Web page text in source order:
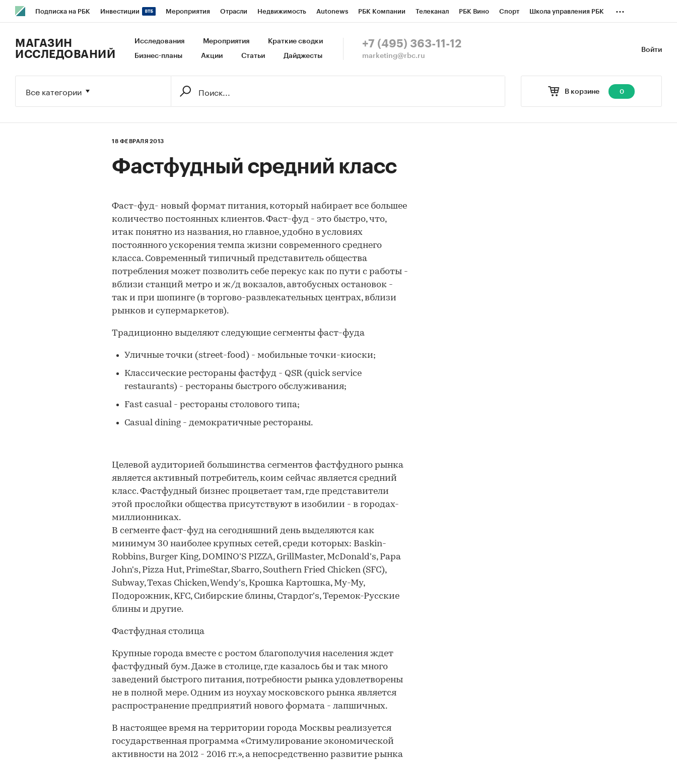
Подписка на РБК Инвестиции Мероприятия Отрасли Недвижимость Autonews РБК Компании Телеканал РБК Вино Спорт Школа управления РБК
Исследования Кредитные рейтинги Франшизы Газета Спецпроекты СПб Конференции СПб Спецпроекты
...
Войти
МАГАЗИН
ИССЛЕДОВАНИЙ
Исследования Мероприятия Краткие сводки
Бизнес-планы Акции Статьи Дайджесты
+7 (495) 363-11-12
marketing@rbc.ru
В корзине 0
Все категории
18 ФЕВРАЛЯ 2013
Фастфудный средний класс
Фаст-фуд- новый формат питания, который набирает все большее
количество постоянных клиентов. Фаст-фуд - это быстро, что,
итак понятно из названия, но главное, удобно в условиях
постоянного ускорения темпа жизни современного среднего
класса. Современный типичный представитель общества
потребления может позволить себе перекус как по пути с работы -
вблизи станций метро и ж/д вокзалов, автобусных остановок -
так и при шопинге (в торгово-развлекательных центрах, вблизи
рынков и супермаркетов).
Традиционно выделяют следующие сегменты фаст-фуда
Уличные точки (street-food) - мобильные точки-киоски;
Классические рестораны фастфуд - QSR (quick service
restaurants) - рестораны быстрого обслуживания;
Fast casual - рестораны столового типа;
Casual dining - демократичные рестораны.
Целевой аудиторией большинства сегментов фастфудного рынка
является активный потребитель, коим сейчас является средний
класс. Фастфудный бизнес процветает там, где представители
этой прослойки общества присутствуют в изобилии - в городах-
миллионниках.
В сегменте фаст-фуд на сегодняшний день выделяются как
минимум 30 наиболее крупных сетей, среди которых: Baskin-
Robbins, Burger King, DOMINO'S PIZZA, GrillMaster, McDonald's, Papa
John's, Pizza Hut, PrimeStar, Sbarro, Southern Fried Chicken (SFC),
Subway, Texas Chicken, Wendy's, Крошка Картошка, Му-Му,
Подорожник, KFC, Сибирские блины, Стардог's, Теремок-Русские
блины и другие.
Фастфудная столица
Крупные города вместе с ростом благополучия населения ждет
фастфудный бум. Даже в столице, где казалось бы и так много
заведений быстрого питания, потребности рынка удовлетворены
не в полной мере. Одним из ноухау московского рынка является
распространение предприятий нового формата - лапшичных.
В настоящее время на территории города Москвы реализуется
государственная программа «Стимулирование экономической
активности на 2012 - 2016 гг.», а непосредственно развитие рынка